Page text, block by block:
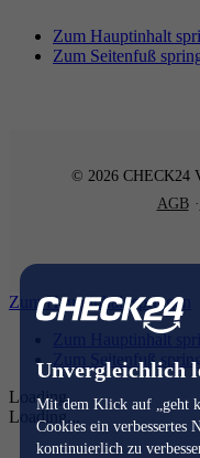
Unvergleichlich
Mit dem Klick auf „geht
Cookies ein verbessertes
kontinuierlich zu
Zum Hauptinhalt
Zum Seitenfuß
© 2026 CHECK24
AGB
Zum Hauptinhalt springen
Zum Hauptinhalt
Zum Seitenfuß
Loading...
Loading...